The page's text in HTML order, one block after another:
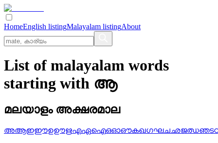
HomeEnglish listingMalayalam listingAbout
List of malayalam words
starting with ആ
മലയാളം അക്ഷരമാല
അആഇഈഉഊഋഎഏഐഒഓഔകഖഗഘചഛജഝഞട